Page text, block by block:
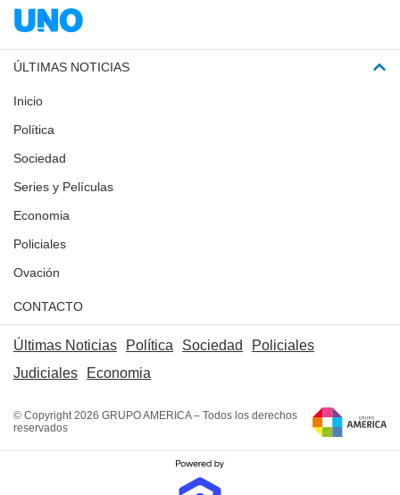
ÚLTIMAS NOTICIAS
Inicio
Política
Sociedad
Series y Películas
Economia
Policiales
Ovación
CONTACTO
Últimas Noticias Política Sociedad
Policiales
Judiciales
Economia
© Copyright 2026 GRUPO AMERICA – Todos los derechos
reservados